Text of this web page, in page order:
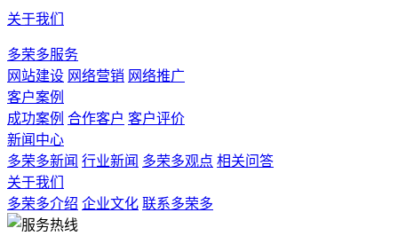
关于我们
多荣多服务
网站建设 网络营销 网络推广
客户案例
成功案例 合作客户 客户评价
新闻中心
多荣多新闻 行业新闻 多荣多观点 相关问答
关于我们
多荣多介绍 企业文化 联系多荣多